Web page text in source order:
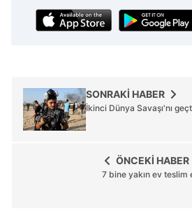
SONRAKİ HABER
İkinci Dünya Savaşı'nı
ÖNCEKİ HABER
7 bine yakın ev teslim